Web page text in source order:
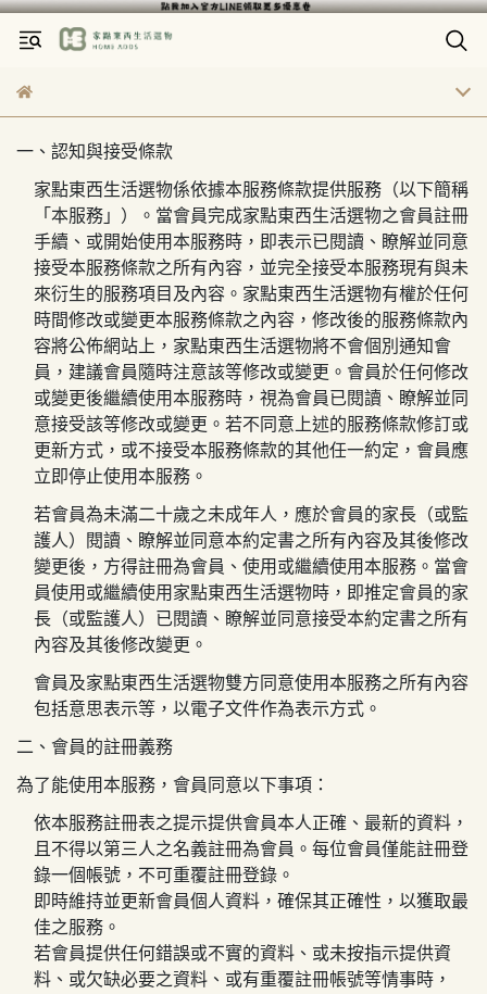
一、認知與接受條款
家點東西生活選物係依據本服務條款提供服務（以下簡稱
「本服務」）。當會員完成家點東西生活選物之會員註冊
手續、或開始使用本服務時，即表示已閱讀、瞭解並同意
接受本服務條款之所有內容，並完全接受本服務現有與未
來衍生的服務項目及內容。 家點東西生活選物有權於任何
時間修改或變更本服務條款之內容，修改後的服務條款內
容將公佈網站上， 家點東西生活選物將不會個別通知會
員，建議會員隨時注意該等修改或變更。會員於任何修改
或變更後繼續使用本服務時，視為會員已閱讀、瞭解並同
意接受該等修改或變更。若不同意上述的服務條款修訂或
更新方式，或不接受本服務條款的其他任一約定，會員應
立即停止使用本服務。
若會員為未滿二十歲之未成年人，應於會員的家長（或監
護人）閱讀、瞭解並同意本約定書之所有內容及其後修改
變更後，方得註冊為會員、使用或繼續使用本服務。當會
員使用或繼續使用 家點東西生活選物時，即推定會員的家
長（或監護人）已閱讀、瞭解並同意接受本約定書之所有
內容及其後修改變更。
會員及家點東西生活選物雙方同意使用本服務之所有內容
包括意思表示等，以電子文件作為表示方式。
二、會員的註冊義務
為了能使用本服務，會員同意以下事項：
依本服務註冊表之提示提供會員本人正確、最新的資料，
且不得以第三人之名義註冊為會員。每位會員僅能註冊登
錄一個帳號，不可重覆註冊登錄。
即時維持並更新會員個人資料，確保其正確性，以獲取最
佳之服務。
若會員提供任何錯誤或不實的資料、或未按指示提供資
料、或欠缺必要之資料、或有重覆註冊帳號等情事時，